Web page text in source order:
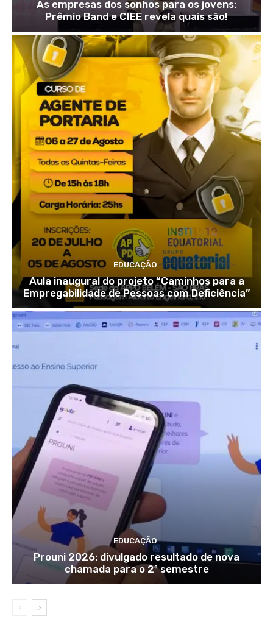
As empresas dos sonhos para os jovens:
Prêmio Band e CIEE revela quais são!
EDUCAÇÃO
Aula inaugural do projeto “Caminhos para a
Empregabilidade de Pessoas com Deficiência”
EDUCAÇÃO
Prouni 2026: divulgado resultado de nova
chamada para o 2º semestre